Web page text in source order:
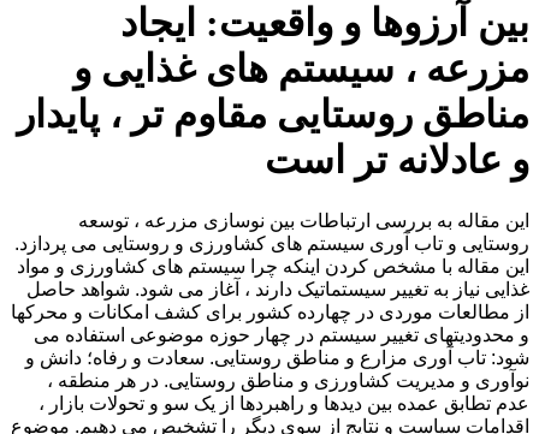
بین آرزوها و واقعیت: ایجاد
مزرعه ، سیستم های غذایی و
مناطق روستایی مقاوم تر ، پایدار
و عادلانه تر است
این مقاله به بررسی ارتباطات بین نوسازی مزرعه ، توسعه
روستایی و تاب آوری سیستم های کشاورزی و روستایی می پردازد.
این مقاله با مشخص کردن اینکه چرا سیستم های کشاورزی و مواد
غذایی نیاز به تغییر سیستماتیک دارند ، آغاز می شود. شواهد حاصل
از مطالعات موردی در چهارده کشور برای کشف امکانات و محرکها
و محدودیتهای تغییر سیستم در چهار حوزه موضوعی استفاده می
شود: تاب آوری مزارع و مناطق روستایی. سعادت و رفاه؛ دانش و
نوآوری و مدیریت کشاورزی و مناطق روستایی. در هر منطقه ،
عدم تطابق عمده بین دیدها و راهبردها از یک سو و تحولات بازار ،
اقدامات سیاست و نتایج از سوی دیگر را تشخیص می دهیم. موضوع